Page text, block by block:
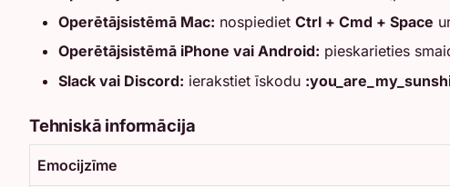
Operētājsistēmā Mac: nospiediet Ctrl + Cmd + Space
Operētājsistēmā iPhone vai Android: pieskarieties
Slack vai Discord: ierakstiet īskodu
Tehniskā informācija
Emocijzīme